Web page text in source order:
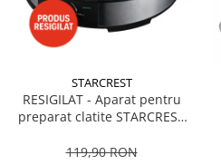
STARCREST
RESIGILAT - Aparat pentru
preparat clatite STARCREST
invelis ceramic antiaderent,
119,90 RON